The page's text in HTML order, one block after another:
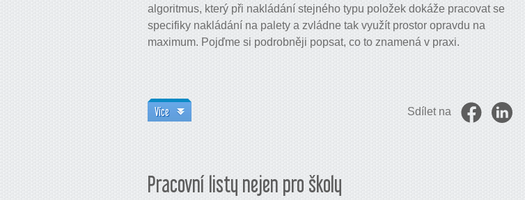
algoritmus, který při nakládání stejného typu položek dokáže pracovat se
specifiky nakládání na palety a zvládne tak využít prostor opravdu na
maximum. Pojďme si podrobněji popsat, co to znamená v praxi.
Více Sdílet na
Pracovní listy nejen pro školy